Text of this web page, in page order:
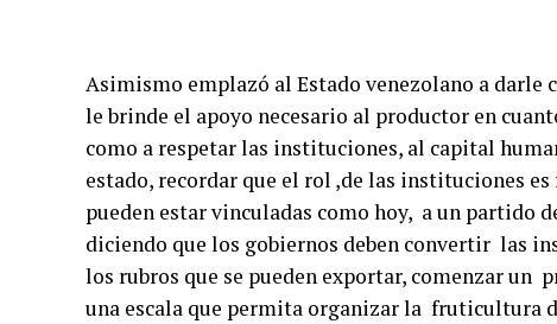
Asimismo emplazó al Estado venezolano a
le brinde el apoyo necesario al productor en
como a respetar las instituciones, al capital
estado, recordar que el rol ,de las instituciones
pueden estar vinculadas como hoy, a un partido
diciendo que los gobiernos deben convertir las
los rubros que se pueden exportar, comenzar
una escala que permita organizar la fruticultura